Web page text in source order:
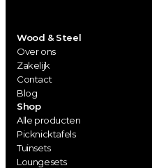
Wood & Steel
Over ons
Zakelijk
Contact
Blog
Shop
Alle producten
Picknicktafels
Tuinsets
Loungesets